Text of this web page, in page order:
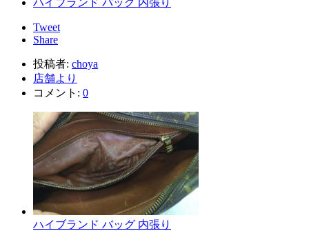
Tweet
Share
投稿者: choya
店舗より
コメント: 0
ハイブランド バッグ 内張り